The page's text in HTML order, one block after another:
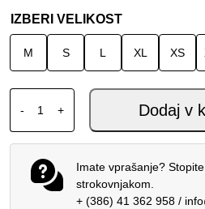
IZBERI VELIKOST
M S L XL XS
-
SHOEI NXR2 BEAUT TC-1
+ Dodaj v
Imate vprašanje?
strokovnjakom.
+ (386) 41 362 958/